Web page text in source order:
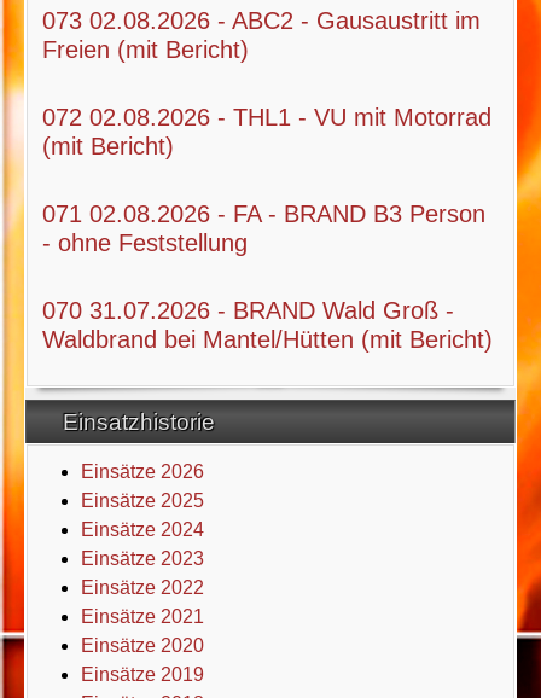
073 02.08.2026 - ABC2 - Gausaustritt im
Freien (mit Bericht)
072 02.08.2026 - THL1 - VU mit Motorrad
(mit Bericht)
071 02.08.2026 - FA - BRAND B3 Person
- ohne Feststellung
070 31.07.2026 - BRAND Wald Groß -
Waldbrand bei Mantel/Hütten (mit Bericht)
Einsatzhistorie
Einsätze 2026
Einsätze 2025
Einsätze 2024
Einsätze 2023
Einsätze 2022
Einsätze 2021
Einsätze 2020
Einsätze 2019